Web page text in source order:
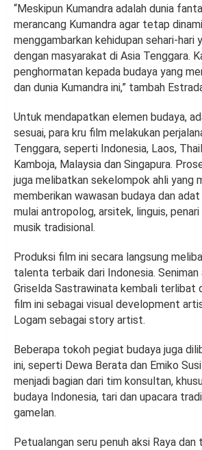
“Meskipun Kumandra adalah dunia
merancang Kumandra agar tetap
menggambarkan kehidupan sehari-hari
dengan masyarakat di Asia Tenggara.
penghormatan kepada budaya yang
dan dunia Kumandra ini,” tambah
Untuk mendapatkan elemen budaya,
sesuai, para kru film melakukan
Tenggara, seperti Indonesia, Laos,
Kamboja, Malaysia dan Singapura.
juga melibatkan sekelompok ahli yang
memberikan wawasan budaya dan
mulai antropolog, arsitek, linguis, penari
musik tradisional.
Produksi film ini secara langsung
talenta terbaik dari Indonesia. Seniman
Griselda Sastrawinata kembali terlibat
film ini sebagai visual development
Logam sebagai story artist.
Beberapa tokoh pegiat budaya juga
ini, seperti Dewa Berata dan Emiko
menjadi bagian dari tim konsultan,
budaya Indonesia, tari dan upacara
gamelan.
Petualangan seru penuh aksi Raya